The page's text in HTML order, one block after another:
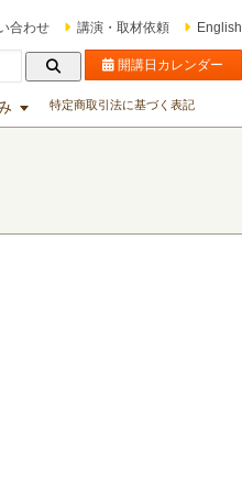
合わせ 講演・取材依頼 English
開講日カレンダー
特定商取引法に基づく表記